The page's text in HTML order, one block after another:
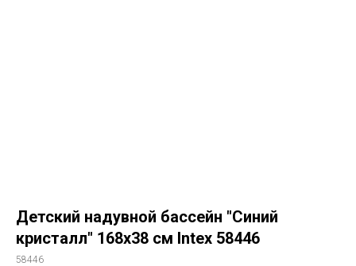
Детский надувной бассейн "Синий
кристалл" 168х38 см Intex 58446
58446